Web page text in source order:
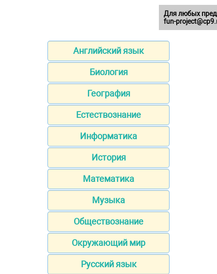
Английский язык
Биология
География
Естествознание
Информатика
История
Математика
Музыка
Обществознание
Окружающий мир
Русский язык
Для любых
fun-